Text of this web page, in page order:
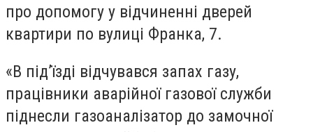
про допомогу у відчиненні дверей
квартири по вулиці Франка, 7.
«В під’їзді відчувався запах газу,
працівники аварійної газової служби
піднесли газоаналізатор до замочної